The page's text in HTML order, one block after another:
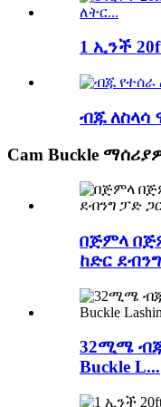
1 ኢንች
ብጁ ለስላሳ
Cam Buckle
በጅምላ
ከድር
32ሚሜ
Buckle L...